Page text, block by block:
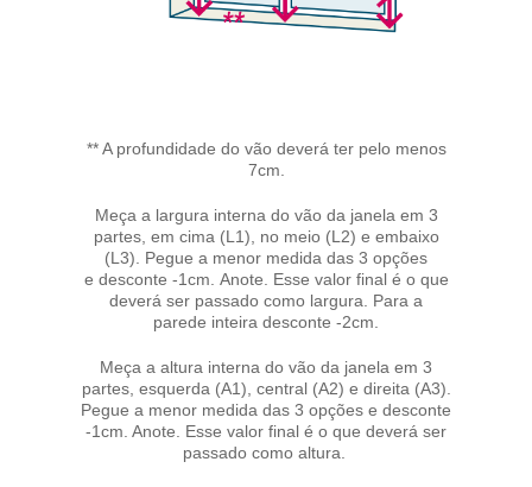
** A profundidade do vão deverá ter pelo menos
7cm.
Meça a largura interna do vão da janela em 3
partes, em cima (L1), no meio (L2) e embaixo
(L3). Pegue a menor medida das 3 opções
e desconte -1cm. Anote. Esse valor final é o que
deverá ser passado como largura. Para a
parede inteira desconte -2cm.
Meça a altura interna do vão da janela em 3
partes, esquerda (A1), central (A2) e direita (A3).
Pegue a menor medida das 3 opções e desconte
-1cm. Anote. Esse valor final é o que deverá ser
passado como altura.